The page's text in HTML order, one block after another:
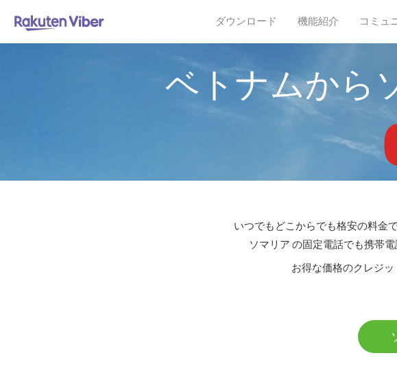
ダウンロード 機能紹介 コミュ
ベトナムから
いつでもどこからでも格安の料金
ソマリア の固定電話でも携帯
お得な価格のクレジ